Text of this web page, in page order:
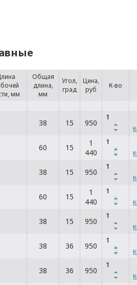
мм
Общая
длина,
мм
Угол,
град
Цена,
руб
К-во
38 15 950
60 15
1
440
38 15 950
60 15
1
440
38 15 950
38 36 950
38 36 950